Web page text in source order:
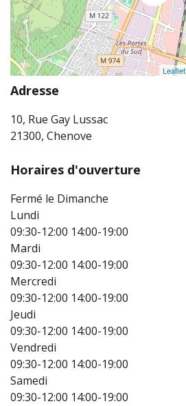
Leaflet
Adresse
10, Rue Gay Lussac
21300, Chenove
Horaires d'ouverture
Fermé le Dimanche
Lundi
09:30-12:00 14:00-19:00
Mardi
09:30-12:00 14:00-19:00
Mercredi
09:30-12:00 14:00-19:00
Jeudi
09:30-12:00 14:00-19:00
Vendredi
09:30-12:00 14:00-19:00
Samedi
09:30-12:00 14:00-19:00